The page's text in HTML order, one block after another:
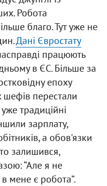
Робота
благо. Тут уже не
Дані Євростату
працюють
в ЄС. Більше за
епоху
шефів перестали
традиційні
зарплату,
а обов'язки
залишився,
“Але я не
мене є робота”.